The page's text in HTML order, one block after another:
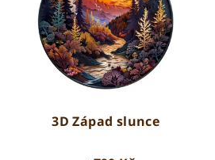
3D Západ slunce